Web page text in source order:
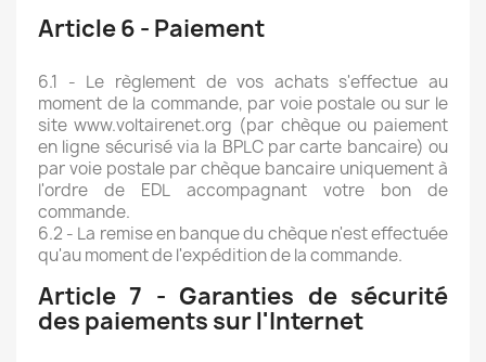
Article 6 - Paiement
6.1 - Le règlement de vos achats s'effectue au
moment de la commande, par voie postale ou sur le
site www.voltairenet.org (par chèque ou paiement
en ligne sécurisé via la BPLC par carte bancaire) ou
par voie postale par chèque bancaire uniquement à
l'ordre de EDL accompagnant votre bon de
commande.
6.2 - La remise en banque du chèque n'est effectuée
qu'au moment de l'expédition de la commande.
Article 7 - Garanties de sécurité
des paiements sur l'Internet